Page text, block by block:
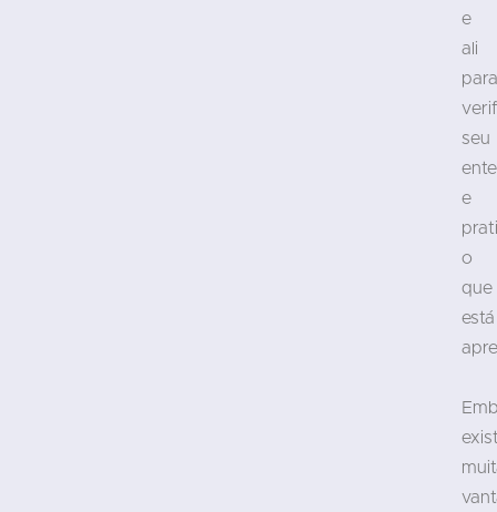
e
ali
para
seu
e
o
que
está